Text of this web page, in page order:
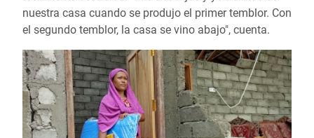
nuestra casa cuando se produjo el primer temblor. Con
el segundo temblor, la casa se vino abajo", cuenta.